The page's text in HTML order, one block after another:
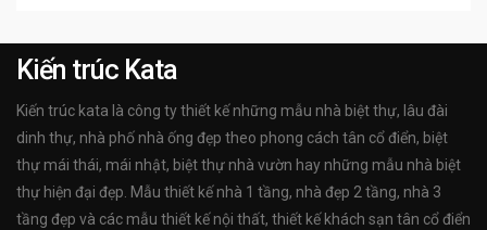
Kiến trúc Kata
Kiến trúc kata là công ty thiết kế những mẫu nhà biệt thự, lâu đài
dinh thự, nhà phố nhà ống đẹp theo phong cách tân cổ điển, biệt
thự mái thái, mái nhật, biệt thự nhà vườn hay những mẫu nhà biệt
thự hiện đại đẹp. Mẫu thiết kế nhà 1 tầng, nhà đẹp 2 tầng, nhà 3
tầng đẹp và các mẫu thiết kế nội thất, thiết kế khách sạn tân cổ điển